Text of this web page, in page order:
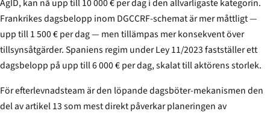
AgID, kan nå upp till 10 000 € per dag i den allvarligaste kategorin.
Frankrikes dagsbelopp inom DGCCRF-schemat är mer måttligt —
upp till 1 500 € per dag — men tillämpas mer konsekvent över
tillsynsåtgärder. Spaniens regim under Ley 11/2023 fastställer ett
dagsbelopp på upp till 6 000 € per dag, skalat till aktörens storlek.
För efterlevnadsteam är den löpande dagsböter-mekanismen den
del av artikel 13 som mest direkt påverkar planeringen av